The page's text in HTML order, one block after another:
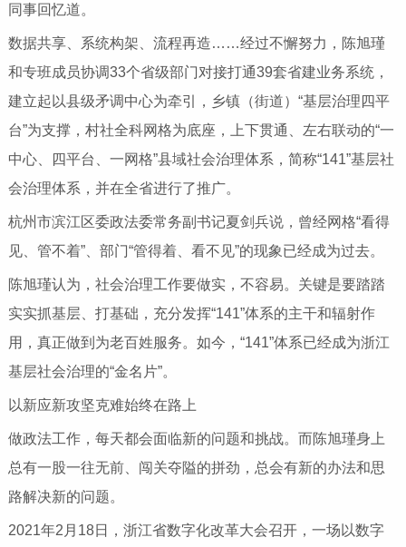
同事回忆道。
数据共享、系统构架、流程再造……经过不懈努力，陈旭瑾
和专班成员协调33个省级部门对接打通39套省建业务系统，
建立起以县级矛调中心为牵引，乡镇（街道）“基层治理四平
台”为支撑，村社全科网格为底座，上下贯通、左右联动的“一
中心、四平台、一网格”县域社会治理体系，简称“141”基层社
会治理体系，并在全省进行了推广。
杭州市滨江区委政法委常务副书记夏剑兵说，曾经网格“看得
见、管不着”、部门“管得着、看不见”的现象已经成为过去。
陈旭瑾认为，社会治理工作要做实，不容易。关键是要踏踏
实实抓基层、打基础，充分发挥“141”体系的主干和辐射作
用，真正做到为老百姓服务。如今，“141”体系已经成为浙江
基层社会治理的“金名片”。
以新应新攻坚克难始终在路上
做政法工作，每天都会面临新的问题和挑战。而陈旭瑾身上
总有一股一往无前、闯关夺隘的拼劲，总会有新的办法和思
路解决新的问题。
2021年2月18日，浙江省数字化改革大会召开，一场以数字